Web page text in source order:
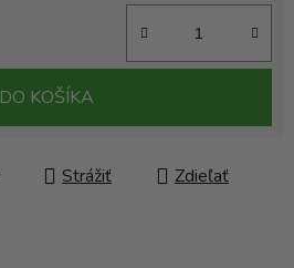
DO KOŠÍKA
Strážiť Zdieľať